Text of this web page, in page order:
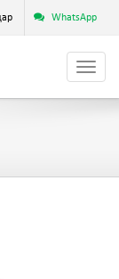
WhatsApp